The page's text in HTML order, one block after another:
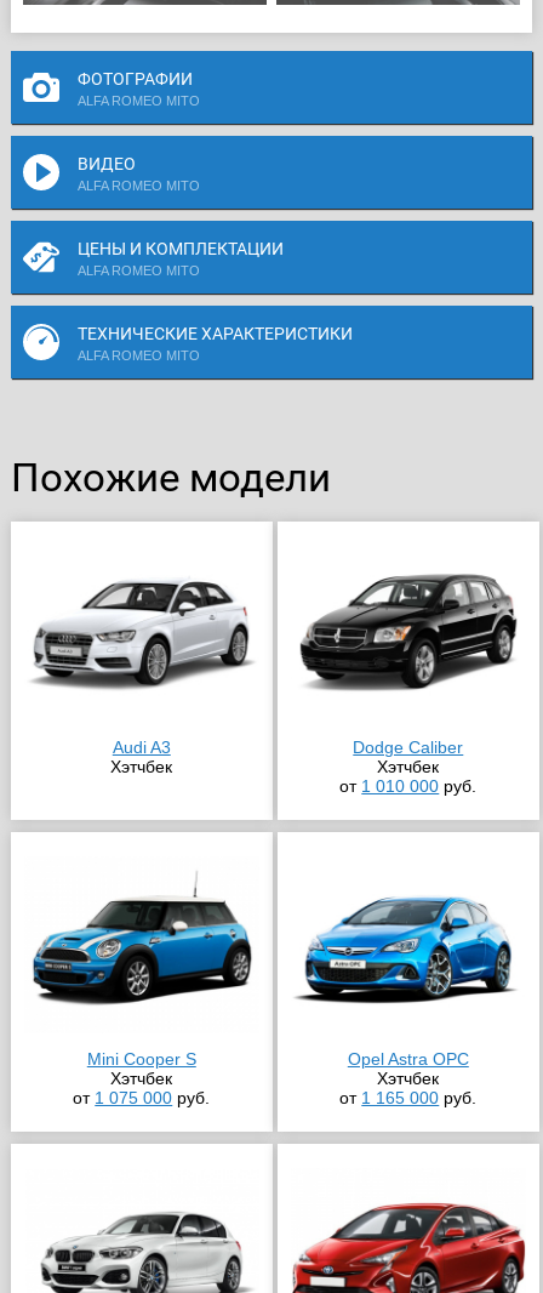
ФОТОГРАФИИ
ALFA ROMEO MITO
ВИДЕО
ALFA ROMEO MITO
ЦЕНЫ И КОМПЛЕКТАЦИИ
ALFA ROMEO MITO
ТЕХНИЧЕСКИЕ ХАРАКТЕРИСТИКИ
ALFA ROMEO MITO
Похожие модели
Audi A3
Хэтчбек
Dodge Caliber
Хэтчбек
от 1 010 000 руб.
Mini Cooper S
Хэтчбек
от 1 075 000 руб.
Opel Astra OPC
Хэтчбек
от 1 165 000 руб.